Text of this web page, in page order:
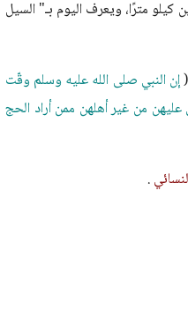
مترًا، ويعرف اليوم بـ" السيل
إن النبي صلى الله عليه وسلم وقّت
عليهن من غير أهلهن ممن أراد الحج
.